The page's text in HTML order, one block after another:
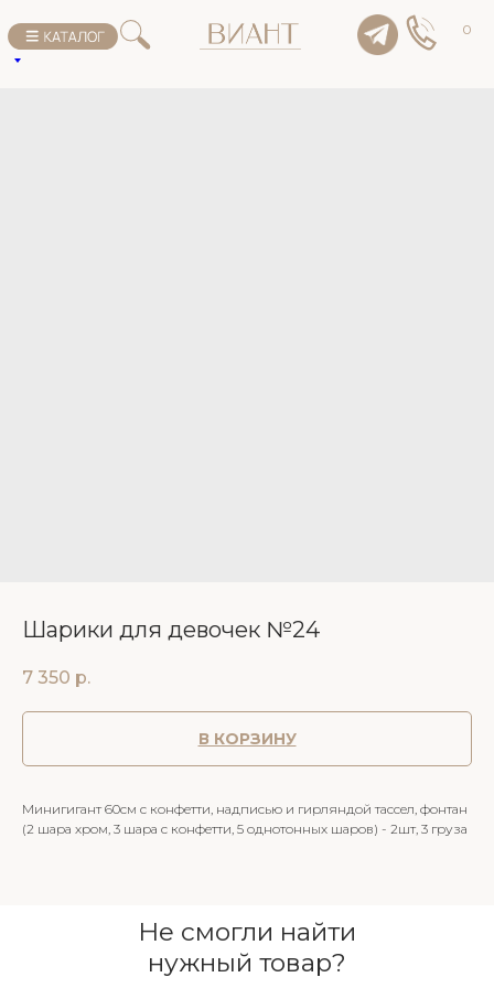
0
Шарики для девочек №24
7 350 р.
В КОРЗИНУ
Минигигант 60см с конфетти, надписью и гирляндой тассел, фонтан
(2 шара хром, 3 шара с конфетти, 5 однотонных шаров) - 2шт, 3 груза
Не смогли найти
нужный товар?